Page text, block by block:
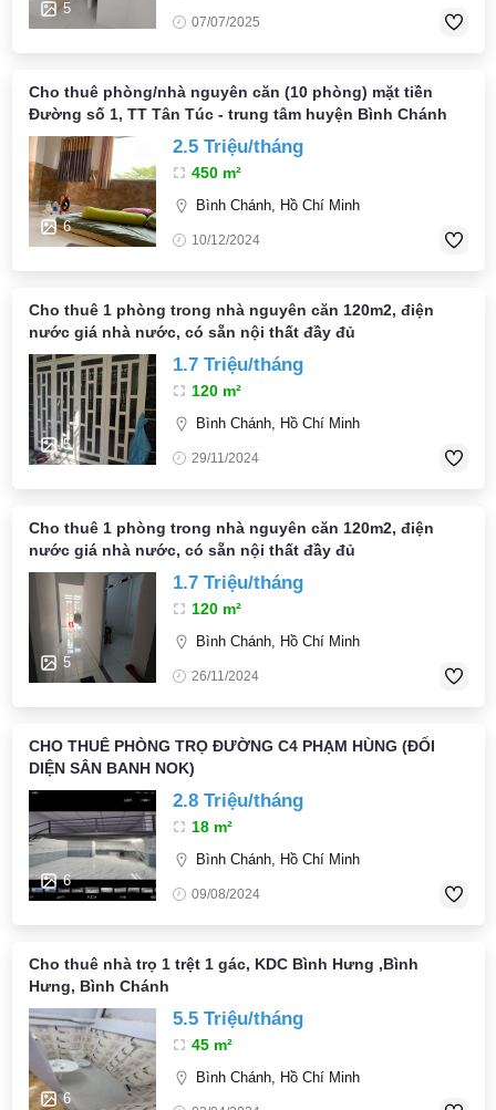
5
07/07/2025
Cho thuê phòng/nhà nguyên căn (10 phòng) mặt tiền
Đường số 1, TT Tân Túc - trung tâm huyện Bình Chánh
6
2.5 Triệu/tháng
450 m²
Bình Chánh, Hồ Chí Minh
10/12/2024
Cho thuê 1 phòng trong nhà nguyên căn 120m2, điện
nước giá nhà nước, có sẵn nội thất đầy đủ
5
1.7 Triệu/tháng
120 m²
Bình Chánh, Hồ Chí Minh
29/11/2024
Cho thuê 1 phòng trong nhà nguyên căn 120m2, điện
nước giá nhà nước, có sẵn nội thất đầy đủ
5
1.7 Triệu/tháng
120 m²
Bình Chánh, Hồ Chí Minh
26/11/2024
CHO THUÊ PHÒNG TRỌ ĐƯỜNG C4 PHẠM HÙNG (ĐỐI
DIỆN SÂN BANH NOK)
6
2.8 Triệu/tháng
18 m²
Bình Chánh, Hồ Chí Minh
09/08/2024
Cho thuê nhà trọ 1 trệt 1 gác, KDC Bình Hưng ,Bình
Hưng, Bình Chánh
6
5.5 Triệu/tháng
45 m²
Bình Chánh, Hồ Chí Minh